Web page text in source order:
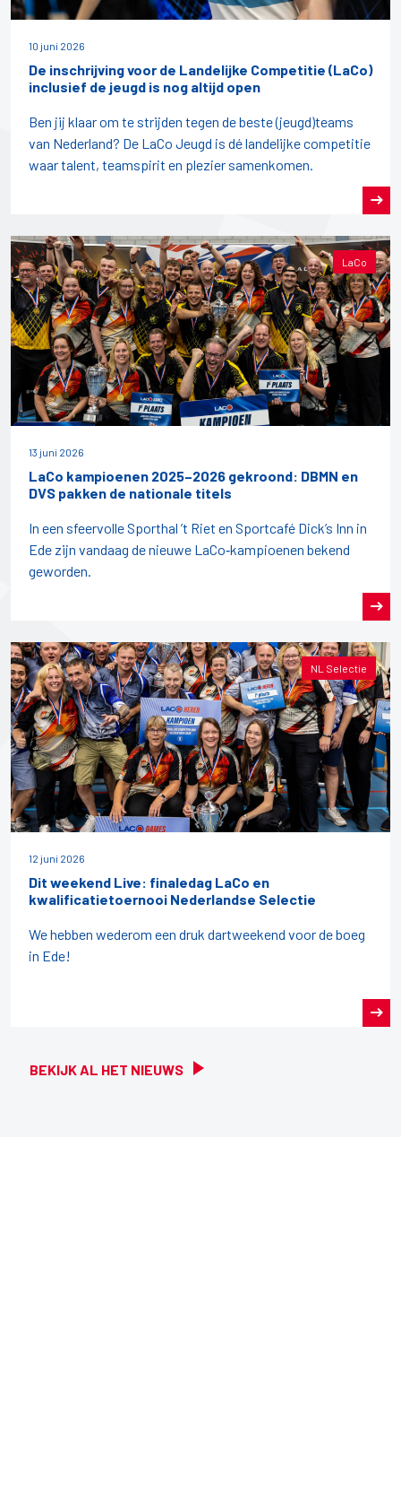
BEKIJK AL HET NIEUWS
10 juni 2026
De inschrijving voor de Landelijke Competitie (LaCo)
inclusief de jeugd is nog altijd open
Ben jij klaar om te strijden tegen de beste (jeugd)teams
van Nederland? De LaCo Jeugd is dé landelijke competitie
waar talent, teamspirit en plezier samenkomen.
LaCo
13 juni 2026
LaCo kampioenen 2025–2026 gekroond: DBMN en
DVS pakken de nationale titels
In een sfeervolle Sporthal ’t Riet en Sportcafé Dick’s Inn in
Ede zijn vandaag de nieuwe LaCo‑kampioenen bekend
geworden.
NL Selectie
12 juni 2026
Dit weekend Live: finaledag LaCo en
kwalificatietoernooi Nederlandse Selectie
We hebben wederom een druk dartweekend voor de boeg
in Ede!